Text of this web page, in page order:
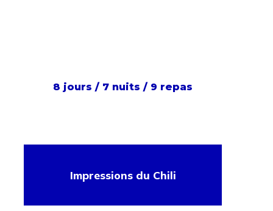
8 jours / 7 nuits / 9 repas
Impressions du Chili